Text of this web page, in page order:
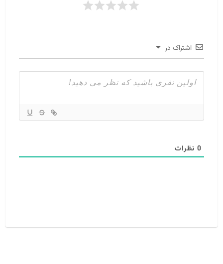
اشتراک در
0 نظرات